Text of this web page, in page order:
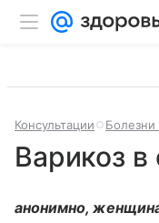
Консультации Болезни
Варикоз в
анонимно,